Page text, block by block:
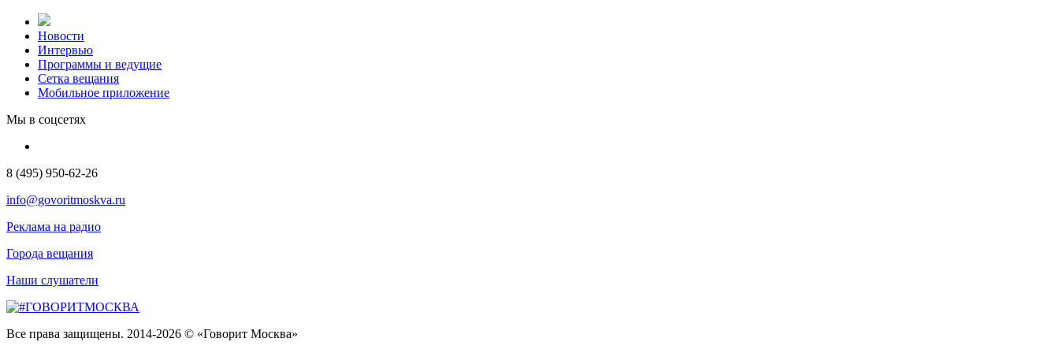
Новости
Интервью
Программы и ведущие
Сетка вещания
Мобильное приложение
Мы в соцсетях
8 (495) 950-62-26
info@govoritmoskva.ru
Реклама на радио
Города вещания
Наши слушатели
Все права защищены. 2014-2026 © «Говорит Москва»